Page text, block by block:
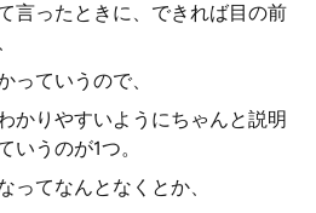
言ったときに、できれば目の前
っていうので、
かりやすいようにちゃんと説明
いうのが1つ。
ってなんとなくとか、